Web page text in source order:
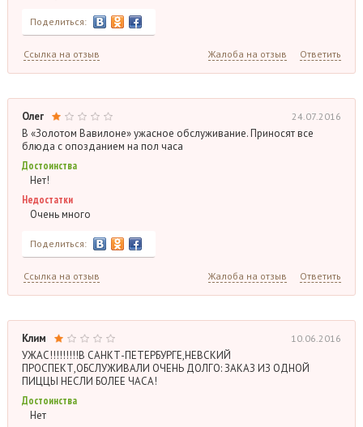
Поделиться:
Ссылка на отзыв Жалоба на отзыв Ответить
Олег 24.07.2016
В «Золотом Вавилоне» ужасное обслуживание. Приносят все
блюда с опозданием на пол часа
Достоинства
Нет!
Недостатки
Очень много
Поделиться:
Ссылка на отзыв Жалоба на отзыв Ответить
Клим 10.06.2016
УЖАС!!!!!!!!!В САНКТ-ПЕТЕРБУРГЕ,НЕВСКИЙ
ПРОСПЕКТ,ОБСЛУЖИВАЛИ ОЧЕНЬ ДОЛГО: ЗАКАЗ ИЗ ОДНОЙ
ПИЦЦЫ НЕСЛИ БОЛЕЕ ЧАСА!
Достоинства
Нет